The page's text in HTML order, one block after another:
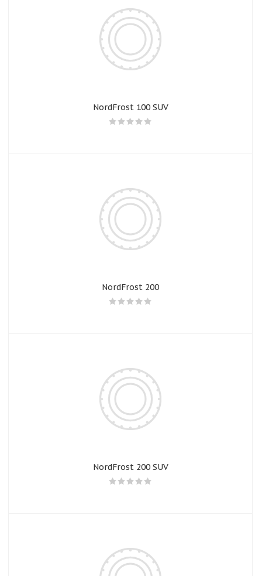
NordFrost 100 SUV
NordFrost 200
NordFrost 200 SUV